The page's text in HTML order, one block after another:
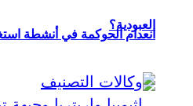
العبودية؟
انعدام الحوكمة في أنشطة